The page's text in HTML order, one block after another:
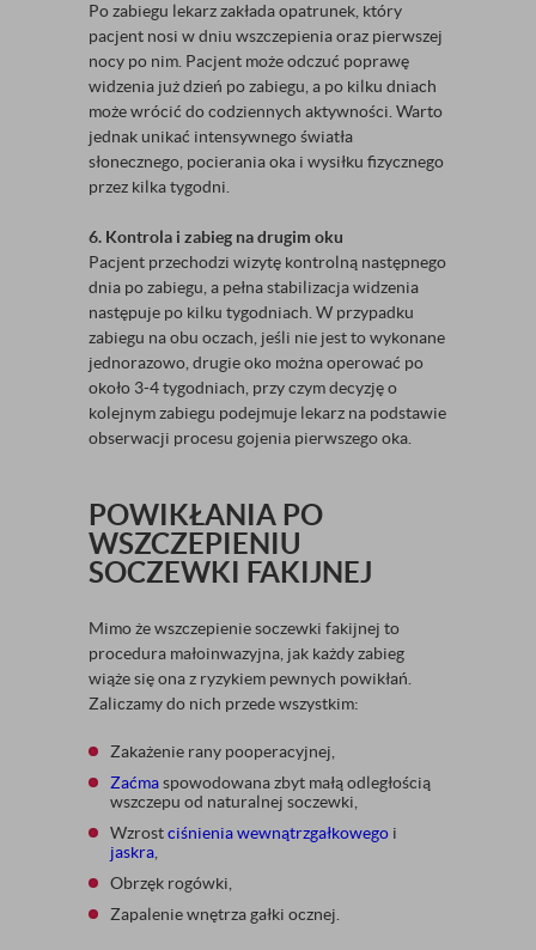
Po zabiegu lekarz zakłada opatrunek, który
pacjent nosi w dniu wszczepienia oraz pierwszej
nocy po nim. Pacjent może odczuć poprawę
widzenia już dzień po zabiegu, a po kilku dniach
może wrócić do codziennych aktywności. Warto
jednak unikać intensywnego światła
słonecznego, pocierania oka i wysiłku fizycznego
przez kilka tygodni.
6. Kontrola i zabieg na drugim oku
Pacjent przechodzi wizytę kontrolną następnego
dnia po zabiegu, a pełna stabilizacja widzenia
następuje po kilku tygodniach. W przypadku
zabiegu na obu oczach, jeśli nie jest to wykonane
jednorazowo, drugie oko można operować po
około 3-4 tygodniach, przy czym decyzję o
kolejnym zabiegu podejmuje lekarz na podstawie
obserwacji procesu gojenia pierwszego oka.
POWIKŁANIA PO
WSZCZEPIENIU
SOCZEWKI FAKIJNEJ
Mimo że wszczepienie soczewki fakijnej to
procedura małoinwazyjna, jak każdy zabieg
wiąże się ona z ryzykiem pewnych powikłań.
Zaliczamy do nich przede wszystkim:
Zakażenie rany pooperacyjnej,
Zaćmaspowodowana zbyt małą odległością
wszczepu od naturalnej soczewki,
Wzrostciśnienia wewnątrzgałkowego i
jaskra,
Obrzęk rogówki,
Zapalenie wnętrza gałki ocznej.